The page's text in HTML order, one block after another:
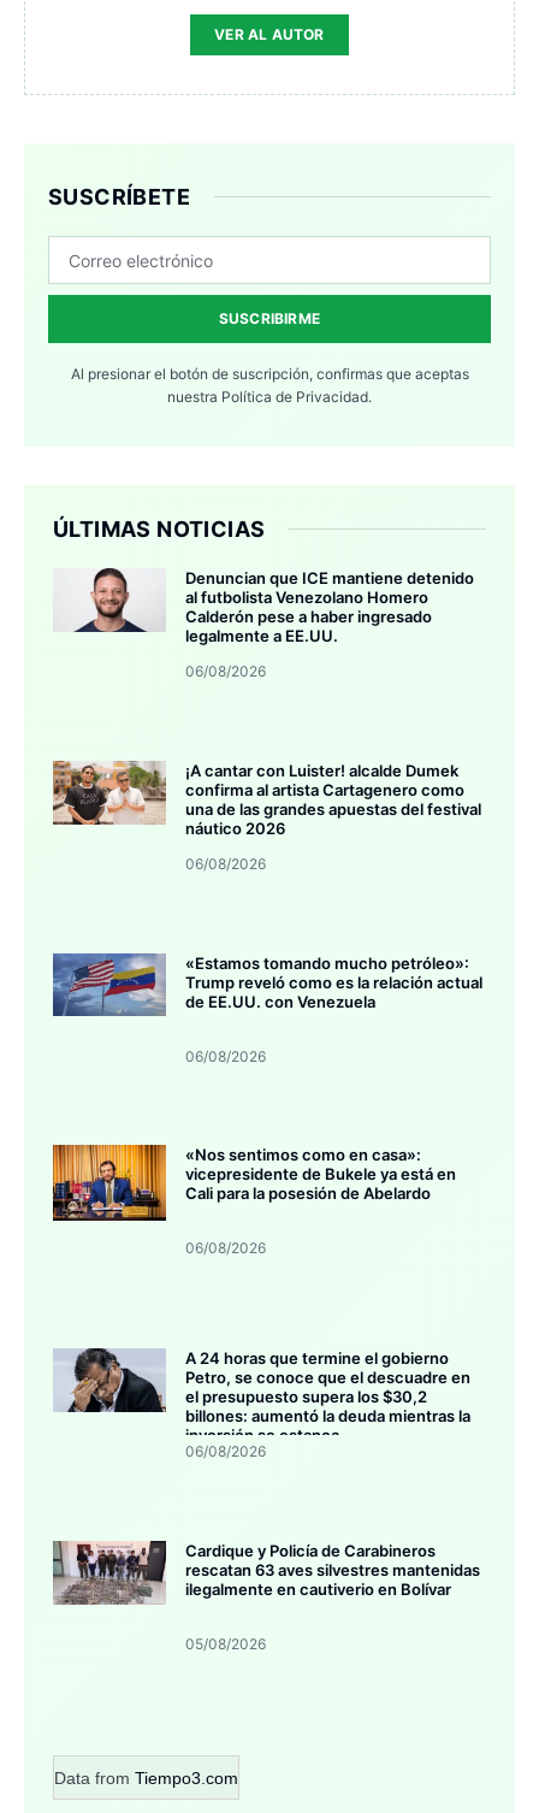
VER AL AUTOR
SUSCRÍBETE
SUSCRIBIRME
Al presionar el botón de suscripción, confirmas que aceptas
nuestra Política de Privacidad.
ÚLTIMAS NOTICIAS
Denuncian que ICE mantiene detenido
al futbolista Venezolano Homero
Calderón pese a haber ingresado
legalmente a EE.UU.
06/08/2026
¡A cantar con Luister! alcalde Dumek
confirma al artista Cartagenero como
una de las grandes apuestas del festival
náutico 2026
06/08/2026
«Estamos tomando mucho petróleo»:
Trump reveló como es la relación actual
de EE.UU. con Venezuela
06/08/2026
«Nos sentimos como en casa»:
vicepresidente de Bukele ya está en
Cali para la posesión de Abelardo
06/08/2026
A 24 horas que termine el gobierno
Petro, se conoce que el descuadre en
el presupuesto supera los $30,2
billones: aumentó la deuda mientras la
inversión se estanca
06/08/2026
Cardique y Policía de Carabineros
rescatan 63 aves silvestres mantenidas
ilegalmente en cautiverio en Bolívar
05/08/2026
Data from Tiempo3.com